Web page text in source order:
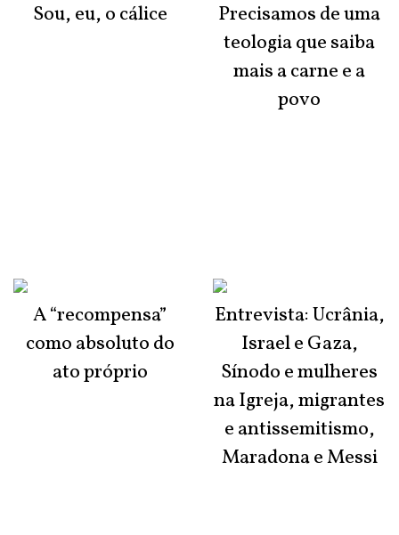
Sou, eu, o cálice
A “recompensa”
como absoluto do
ato próprio
Precisamos de uma
teologia que saiba
mais a carne e a
povo
Entrevista: Ucrânia,
Israel e Gaza,
Sínodo e mulheres
na Igreja, migrantes
e antissemitismo,
Maradona e Messi